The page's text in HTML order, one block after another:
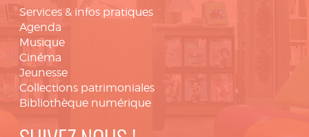
Services & infos pratiques
Agenda
Musique
Cinéma
Jeunesse
Collections patrimoniales
Bibliothèque numérique